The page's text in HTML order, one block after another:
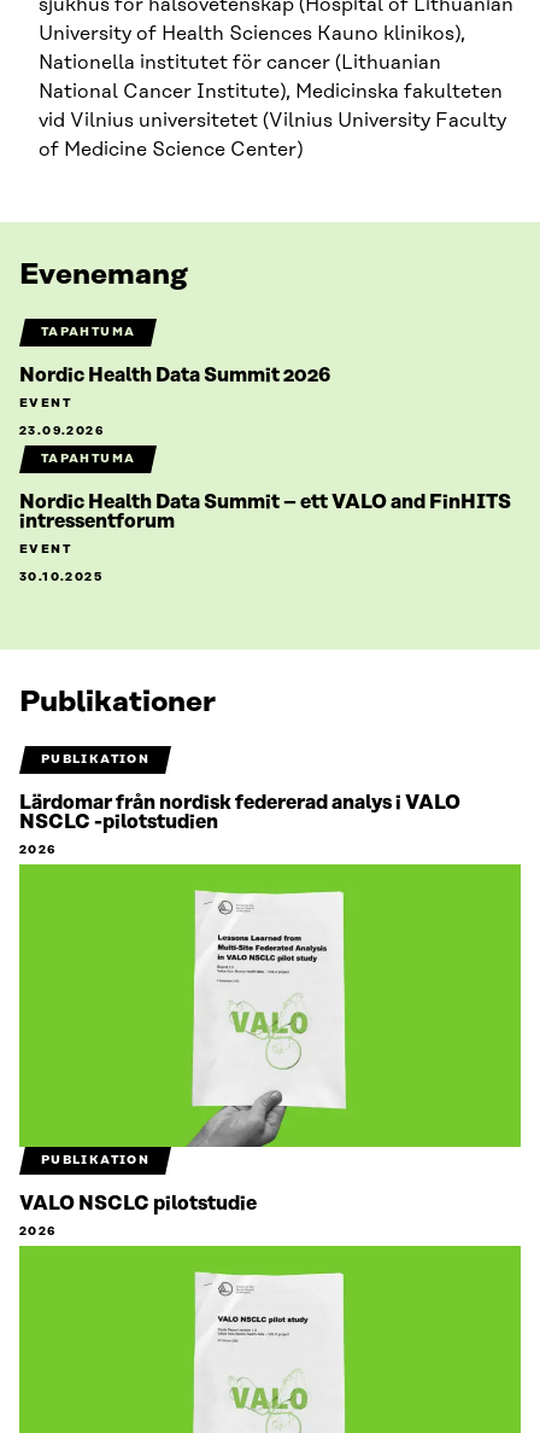
sjukhus för hälsovetenskap (Hospital of Lithuanian
University of Health Sciences Kauno klinikos),
Nationella institutet för cancer (Lithuanian
National Cancer Institute), Medicinska fakulteten
vid Vilnius universitetet (Vilnius University Faculty
of Medicine Science Center)
Evenemang
TAPAHTUMA
Nordic Health Data Summit 2026
EVENT
23.09.2026
TAPAHTUMA
Nordic Health Data Summit – ett VALO and FinHITS
intressentforum
EVENT
30.10.2025
Publikationer
PUBLIKATION
Lärdomar från nordisk federerad analys i VALO
NSCLC -pilotstudien
2026
PUBLIKATION
VALO NSCLC pilotstudie
2026